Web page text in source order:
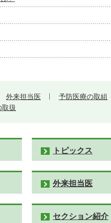
外来担当医 予防医療の取組
取扱
トピックス
外来担当医
セクション紹介